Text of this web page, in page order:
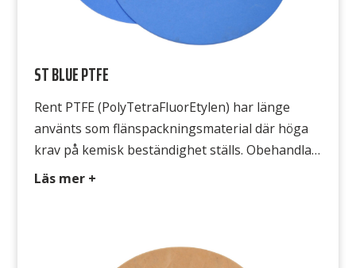
ST BLUE PTFE
Rent PTFE (PolyTetraFluorEtylen) har länge
använts som flänspackningsmaterial där höga
krav på kemisk beständighet ställs. Obehandlad
eller ofylld PTFE har dock nackdelen att den
temperatur, till slut finns inga bultkrafter kvar
Läs mer +